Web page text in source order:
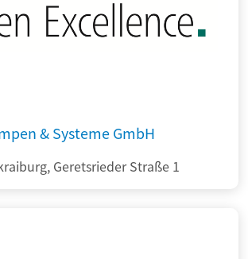
& Systeme GmbH
Geretsrieder Straße 1